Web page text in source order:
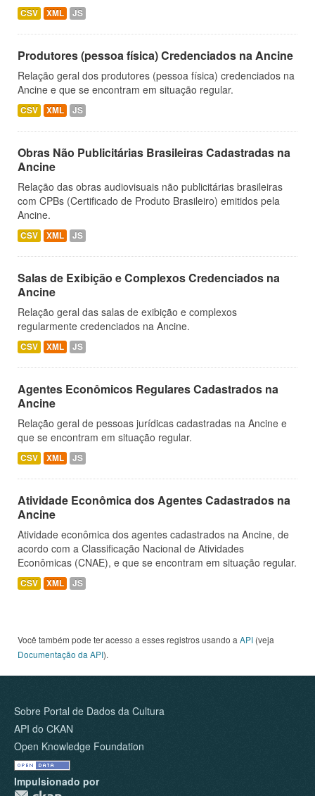
CSV XML JS
Produtores (pessoa física) Credenciados na Ancine
Relação geral dos produtores (pessoa física) credenciados na
Ancine e que se encontram em situação regular.
CSV XML JS
Obras Não Publicitárias Brasileiras Cadastradas na
Ancine
Relação das obras audiovisuais não publicitárias brasileiras
com CPBs (Certificado de Produto Brasileiro) emitidos pela
Ancine.
CSV XML JS
Salas de Exibição e Complexos Credenciados na
Ancine
Relação geral das salas de exibição e complexos
regularmente credenciados na Ancine.
CSV XML JS
Agentes Econômicos Regulares Cadastrados na
Ancine
Relação geral de pessoas jurídicas cadastradas na Ancine e
que se encontram em situação regular.
CSV XML JS
Atividade Econômica dos Agentes Cadastrados na
Ancine
Atividade econômica dos agentes cadastrados na Ancine, de
acordo com a Classificação Nacional de Atividades
Econômicas (CNAE), e que se encontram em situação regular.
CSV XML JS
Você também pode ter acesso a esses registros usando a API (veja
Documentação da API).
Sobre Portal de Dados da Cultura
API do CKAN
Open Knowledge Foundation
Impulsionado por